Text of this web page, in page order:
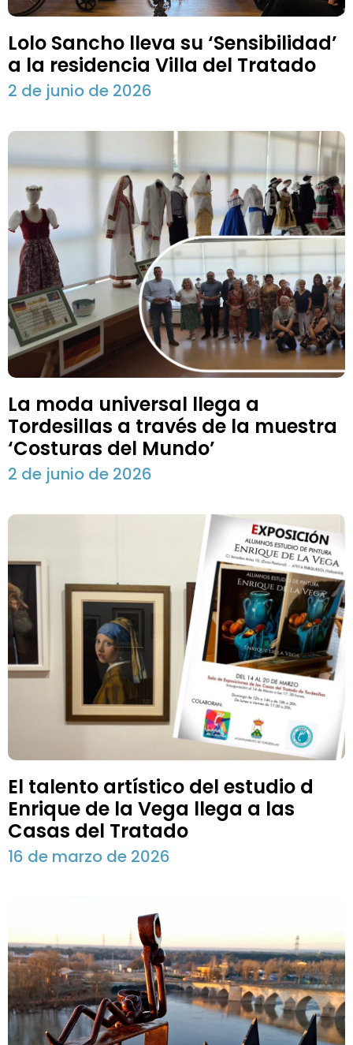
Lolo Sancho lleva su ‘Sensibilidad’
a la residencia Villa del Tratado
2 de junio de 2026
La moda universal llega a
Tordesillas a través de la muestra
‘Costuras del Mundo’
2 de junio de 2026
El talento artístico del estudio d
Enrique de la Vega llega a las
Casas del Tratado
16 de marzo de 2026